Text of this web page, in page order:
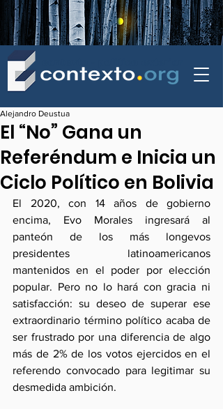
El “No” Gana un
Referéndum e Inicia un
Ciclo Político en Bolivia
Alejandro Deustua
El 2020, con 14 años de gobierno
encima, Evo Morales ingresará al
panteón de los más longevos
presidentes latinoamericanos
mantenidos en el poder por elección
popular. Pero no lo hará con gracia ni
satisfacción: su deseo de superar ese
extraordinario término político acaba de
ser frustrado por una diferencia de algo
más de 2% de los votos ejercidos en el
referendo convocado para legitimar su
desmedida ambición.